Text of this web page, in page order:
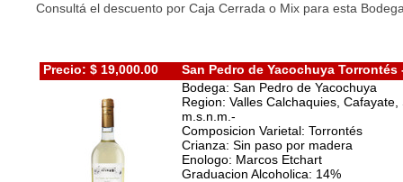
Consultá el descuento por Caja Cerrada o Mix para esta
Precio: $ 19,000.00
San Pedro de Yacochuya Torrontés
Bodega: San Pedro de Yacochuya
Region: Valles Calchaquies,
m.s.n.m.-
Composicion Varietal: Torrontés
Crianza: Sin paso por madera
Enologo: Marcos Etchart
Graduacion Alcoholica: 14%